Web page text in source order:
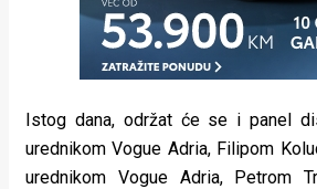
Istog dana, održat će se i panel
urednikom Vogue Adria, Filipom
urednikom Vogue Adria, Petrom